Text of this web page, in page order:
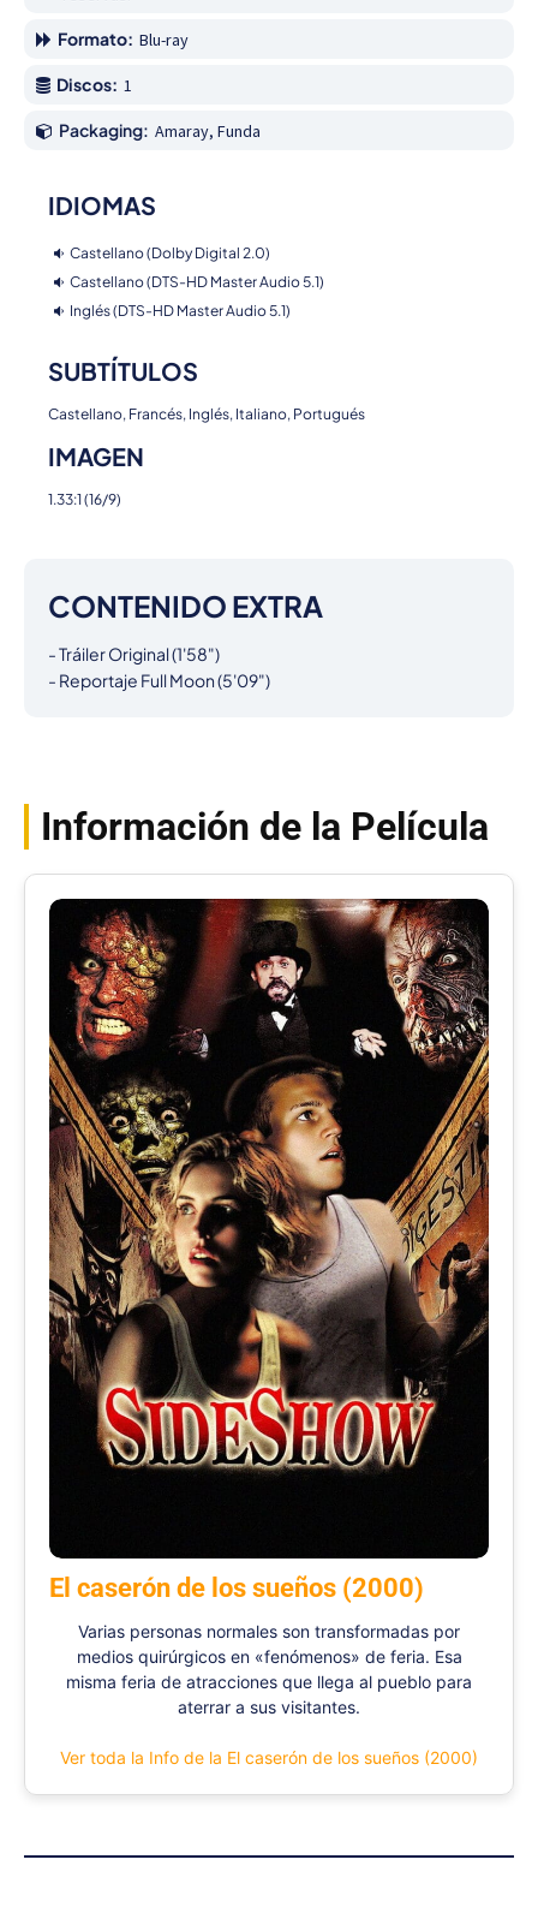
Formato: Blu-ray
Discos: 1
Packaging: Amaray, Funda
IDIOMAS
Castellano (Dolby Digital 2.0)
Castellano (DTS-HD Master Audio 5.1)
Inglés (DTS-HD Master Audio 5.1)
SUBTÍTULOS
Castellano, Francés, Inglés, Italiano, Portugués
IMAGEN
1.33:1 (16/9)
CONTENIDO EXTRA
- Tráiler Original (1'58")
- Reportaje Full Moon (5'09")
Información de la Película
El caserón de los sueños (2000)
Varias personas normales son transformadas por
medios quirúrgicos en «fenómenos» de feria. Esa
misma feria de atracciones que llega al pueblo para
aterrar a sus visitantes.
Ver toda la Info de la El caserón de los sueños (2000)